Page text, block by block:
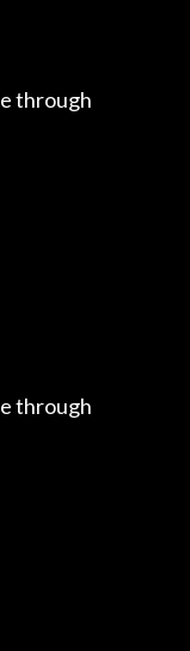
through
through